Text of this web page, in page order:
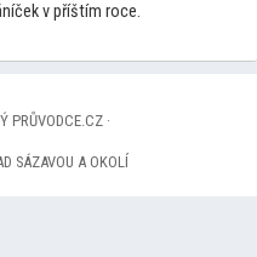
v příštím roce.
PRŮVODCE.CZ ·
SÁZAVOU A OKOLÍ